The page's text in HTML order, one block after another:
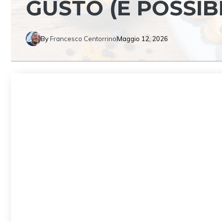
GUSTO (È
ByFrancesco CentorrinoMaggio 12, 2026